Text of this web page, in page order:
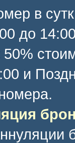
в
до
и